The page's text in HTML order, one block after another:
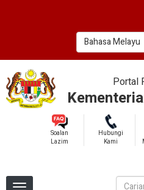
Bahasa Melayu
Portal
Soalan
Lazim
Hubungi
Kami